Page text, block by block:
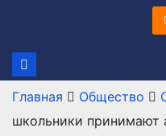
содержимому
Главная Общество
школьники принимают